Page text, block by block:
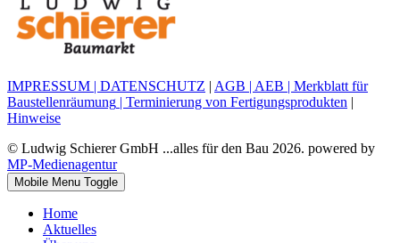
IMPRESSUM | DATENSCHUTZ | AGB | AEB | Merkblatt für
Baustellenräumung | Terminierung von Fertigungsprodukten |
Hinweise
© Ludwig Schierer GmbH ...alles für den Bau 2026. powered by
MP-Medienagentur
Mobile Menu Toggle
Home
Aktuelles